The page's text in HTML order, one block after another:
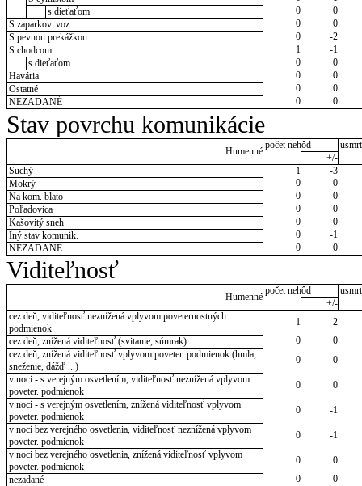
s dieťaťom
0
0
S zaparkov. voz.
0
0
S pevnou prekážkou
0
-2
S chodcom
1
-1
s dieťaťom
0
0
Havária
0
0
Ostatné
0
0
NEZADANÉ
0 0
Stav povrchu komunikácie
Humenné
počet nehôd
+/-
Suchý
1
-3
Mokrý
0
0
Na kom. blato
0
0
Poľadovica
0
0
Kašovitý sneh
0
0
Iný stav komunik.
0
-1
NEZADANÉ
0 0
Viditeľnosť
Humenné
počet nehôd
+/-
cez deň, viditeľnosť neznížená vplyvom poveternostných
podmienok
1
-2
cez deň, znížená viditeľnosť (svitanie, súmrak)
0
0
cez deň, znížená viditeľnosť vplyvom poveter. podmienok (hmla,
sneženie, dážď ...)
0
0
v noci - s verejným osvetlením, viditeľnosť neznížená vplyvom
poveter. podmienok
0
0
v noci - s verejným osvetlením, znížená viditeľnosť vplyvom
poveter. podmienok
0
-1
v noci bez verejného osvetlenia, viditeľnosť neznížená vplyvom
poveter. podmienok
0
-1
v noci bez verejného osvetlenia, znížená viditeľnosť vplyvom
poveter. podmienok
0
0
nezadané
0 0